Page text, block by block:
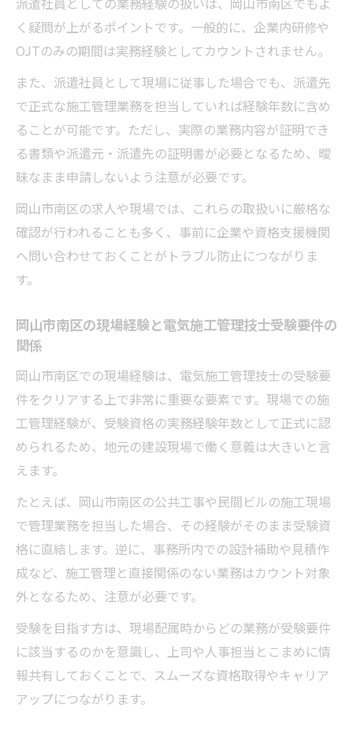
可能か
岡山市南区の電気施工管理技士資格で収入
く疑問が上がるポイントです。一般的に、企業内研修や
OJTのみの期間は実務経験としてカウントされません。
また、派遣社員として現場に従事した場合でも、派遣先
で正式な施工管理業務を担当していれば経験年数に含め
ることが可能です。ただし、実際の業務内容が証明でき
る書類や派遣元・派遣先の証明書が必要となるため、曖
昧なまま申請しないよう注意が必要です。
岡山市南区の求人や現場では、これらの取扱いに厳格な
確認が行われることも多く、事前に企業や資格支援機関
へ問い合わせておくことがトラブル防止につながりま
す。
岡山市南区の現場経験と電気施工管理技士受験要件の
関係
岡山市南区での現場経験は、電気施工管理技士の受験要
件をクリアする上で非常に重要な要素です。現場での施
工管理経験が、受験資格の実務経験年数として正式に認
められるため、地元の建設現場で働く意義は大きいと言
えます。
たとえば、岡山市南区の公共工事や民間ビルの施工現場
で管理業務を担当した場合、その経験がそのまま受験資
格に直結します。逆に、事務所内での設計補助や見積作
成など、施工管理と直接関係のない業務はカウント対象
外となるため、注意が必要です。
受験を目指す方は、現場配属時からどの業務が受験要件
に該当するのかを意識し、上司や人事担当とこまめに情
報共有しておくことで、スムーズな資格取得やキャリア
アップにつながります。